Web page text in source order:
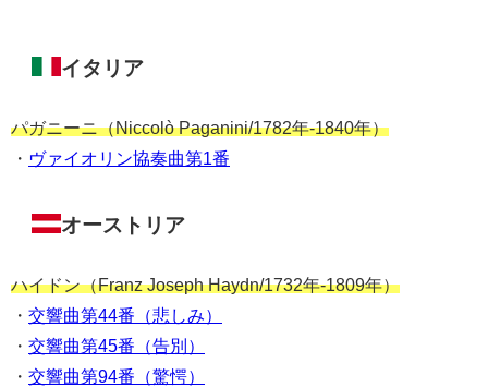
イタリア
パガニーニ（Niccolò Paganini/1782年-1840年）
・ ヴァイオリン協奏曲第1番
オーストリア
ハイドン（Franz Joseph Haydn/1732年-1809年）
・ 交響曲第44番（悲しみ）
・ 交響曲第45番（告別）
・ 交響曲第94番（驚愕）